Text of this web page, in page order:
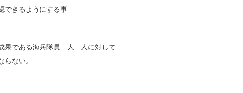
できるようにする事
果である海兵隊員一人一人に対して
ない。